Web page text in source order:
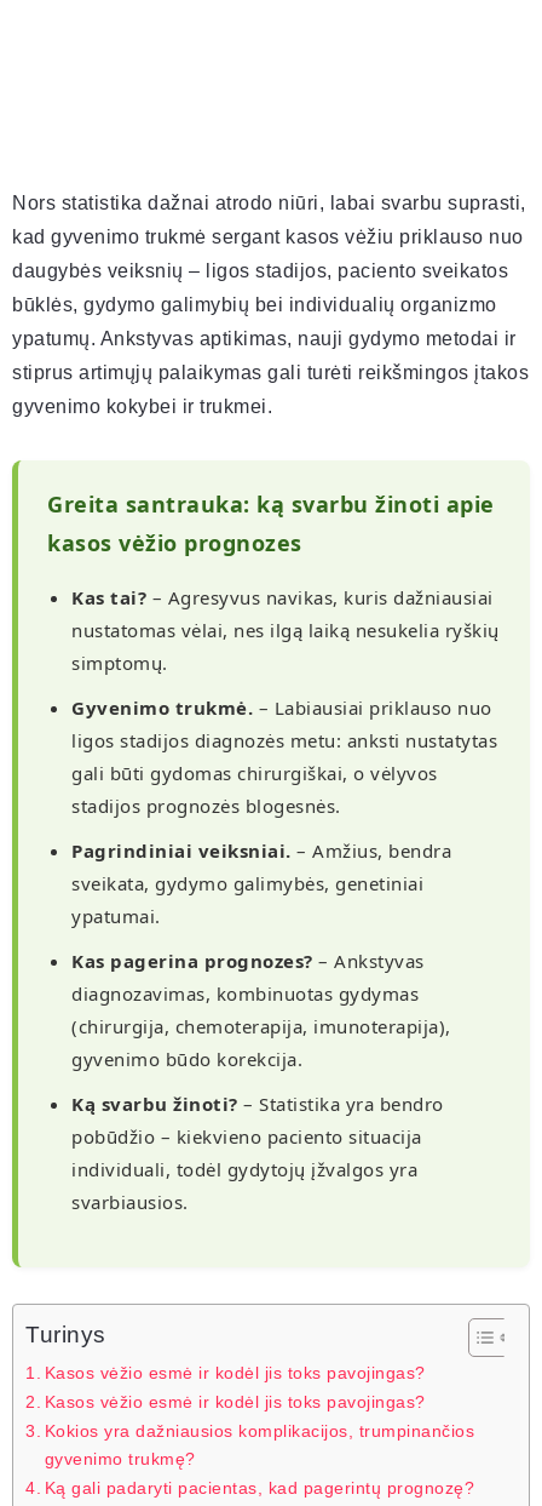
Nors statistika dažnai atrodo niūri, labai svarbu suprasti,
kad gyvenimo trukmė sergant kasos vėžiu priklauso nuo
daugybės veiksnių – ligos stadijos, paciento sveikatos
būklės, gydymo galimybių bei individualių organizmo
ypatumų. Ankstyvas aptikimas, nauji gydymo metodai ir
stiprus artimųjų palaikymas gali turėti reikšmingos įtakos
gyvenimo kokybei ir trukmei.
Greita santrauka: ką svarbu žinoti apie
kasos vėžio prognozes
Kas tai? – Agresyvus navikas, kuris dažniausiai
nustatomas vėlai, nes ilgą laiką nesukelia ryškių
simptomų.
Gyvenimo trukmė. – Labiausiai priklauso nuo
ligos stadijos diagnozės metu: anksti nustatytas
gali būti gydomas chirurgiškai, o vėlyvos
stadijos prognozės blogesnės.
Pagrindiniai veiksniai. – Amžius, bendra
sveikata, gydymo galimybės, genetiniai
ypatumai.
Kas pagerina prognozes? – Ankstyvas
diagnozavimas, kombinuotas gydymas
(chirurgija, chemoterapija, imunoterapija),
gyvenimo būdo korekcija.
Ką svarbu žinoti? – Statistika yra bendro
pobūdžio – kiekvieno paciento situacija
individuali, todėl gydytojų įžvalgos yra
svarbiausios.
Turinys
Kasos vėžio esmė ir kodėl jis toks pavojingas?
Kasos vėžio esmė ir kodėl jis toks pavojingas?
Kokios yra dažniausios komplikacijos, trumpinančios
gyvenimo trukmę?
Ką gali padaryti pacientas, kad pagerintų prognozę?